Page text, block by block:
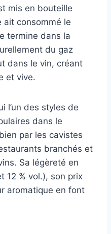
mis en bouteille
ait consommé le
termine dans la
du gaz
dans le vin, créant
et vive.
l’un des styles de
dans le
par les cavistes
branchés et
Sa légèreté en
12 % vol.), son prix
aromatique en font